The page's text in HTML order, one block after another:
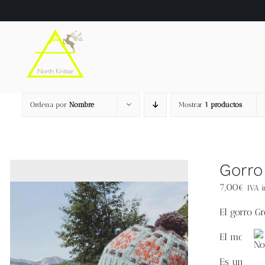
al
Ordena por Nombre Mostrar 1 productos
7,00€ IVA
El gorro
El motivo
Es un